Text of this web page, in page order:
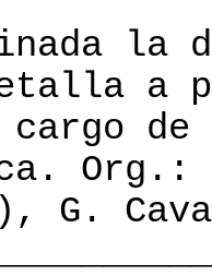
la
a
cargo
Org.:
G.